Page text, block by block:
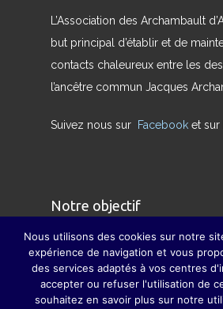
L’Association des Archambault
but principal d’établir et de
contacts chaleureux entre les
l’ancêtre commun Jacques
Suivez nous sur Facebook et sur
Notre objectif
Nous avons pour but de redonner
véritable à la famille et à pallier,
du possible, la disparition des
Nous utilisons des cookies sur notre
expérience de navigation et vous
des services adaptés à vos centres
accepter ou refuser l'utilisation de
souhaitez en savoir plus sur notre